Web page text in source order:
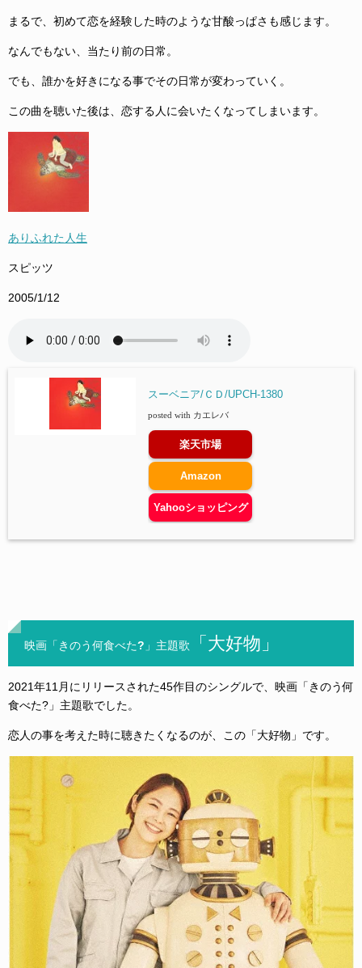
まるで、初めて恋を経験した時のような甘酸っぱさも感じます。
なんでもない、当たり前の日常。
でも、誰かを好きになる事でその日常が変わっていく。
この曲を聴いた後は、恋する人に会いたくなってしまいます。
ありふれた人生
スピッツ
2005/1/12
スーベニア/ＣＤ/UPCH-1380
posted with カエレバ
楽天市場
Amazon
Yahooショッピング
映画「きのう何食べた?」主題歌 「大好物」
2021年11月にリリースされた45作目のシングルで、映画「きのう何
食べた?」主題歌でした。
恋人の事を考えた時に聴きたくなるのが、この「大好物」です。